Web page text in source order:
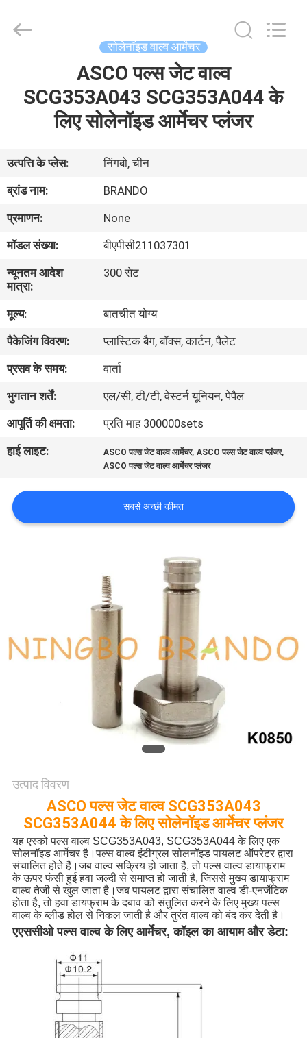
हमारे
बारे
में
कारखाने
का
गुणवत्ता
नियंत्रण
हमसे
संपर्क
करें
उद्धरण
मांगें
साइटमैप
सोलेनॉइड वाल्व आर्मेचर
ASCO पल्स जेट वाल्व
SCG353A043 SCG353A044 के
लिए सोलेनॉइड आर्मेचर प्लंजर
उत्पत्ति के प्लेस:
निंगबो, चीन
ब्रांड नाम:
BRANDO
प्रमाणन:
None
मॉडल संख्या:
बीएपीसी211037301
न्यूनतम आदेश
मात्रा:
300 सेट
मूल्य:
बातचीत योग्य
पैकेजिंग विवरण:
प्लास्टिक बैग, बॉक्स, कार्टन, पैलेट
प्रसव के समय:
वार्ता
भुगतान शर्तें:
एल/सी, टी/टी, वेस्टर्न यूनियन, पेपैल
आपूर्ति की क्षमता:
प्रति माह 300000sets
हाई लाइट:
ASCO पल्स जेट वाल्व आर्मेचर,ASCO पल्स जेट वाल्व प्लंजर,
ASCO पल्स जेट वाल्व आर्मेचर प्लंजर
सबसे अच्छी कीमत
उत्पाद विवरण
ASCO पल्स जेट वाल्व SCG353A043
SCG353A044 के लिए सोलेनॉइड आर्मेचर प्लंजर
यह एस्को पल्स वाल्व SCG353A043, SCG353A044 के लिए एक
सोलनॉइड आर्मेचर है।पल्स वाल्व इंटीग्रल सोलनॉइड पायलट ऑपरेटर द्वारा
संचालित होते हैं।जब वाल्व सक्रिय हो जाता है, तो पल्स वाल्व डायाफ्राम
के ऊपर फंसी हुई हवा जल्दी से समाप्त हो जाती है, जिससे मुख्य डायाफ्राम
वाल्व तेजी से खुल जाता है।जब पायलट द्वारा संचालित वाल्व डी-एनर्जेटिक
होता है, तो हवा डायफ्राम के दबाव को संतुलित करने के लिए मुख्य पल्स
वाल्व के ब्लीड होल से निकल जाती है और तुरंत वाल्व को बंद कर देती है।
एएससीओ पल्स वाल्व के लिए आर्मेचर, कॉइल का आयाम और डेटा: